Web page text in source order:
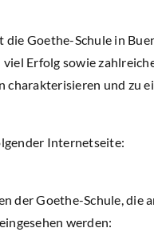
Goethe-Schule in
Erfolg sowie
charakterisieren und zu
Internetseite:
der Goethe-Schule, die
werden: